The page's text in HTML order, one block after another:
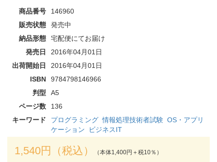
商品番号
146960
販売状態
発売中
納品形態
宅配便にてお届け
発売日
2016年04月01日
出荷開始日
2016年04月01日
ISBN
9784798146966
判型
A5
ページ数
136
キーワード
プログラミング 情報処理技術者試験 OS・アプリ
ケーション
ビジネスIT
1,540円（税込） （本体1,400円＋税10％）